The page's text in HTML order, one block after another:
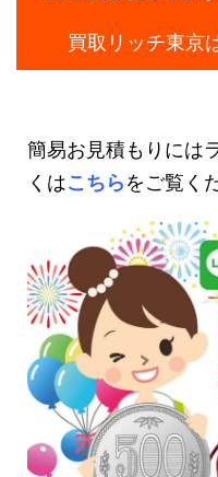
買取リッチ東京
簡易お見積もりには
くはこちらをご覧く